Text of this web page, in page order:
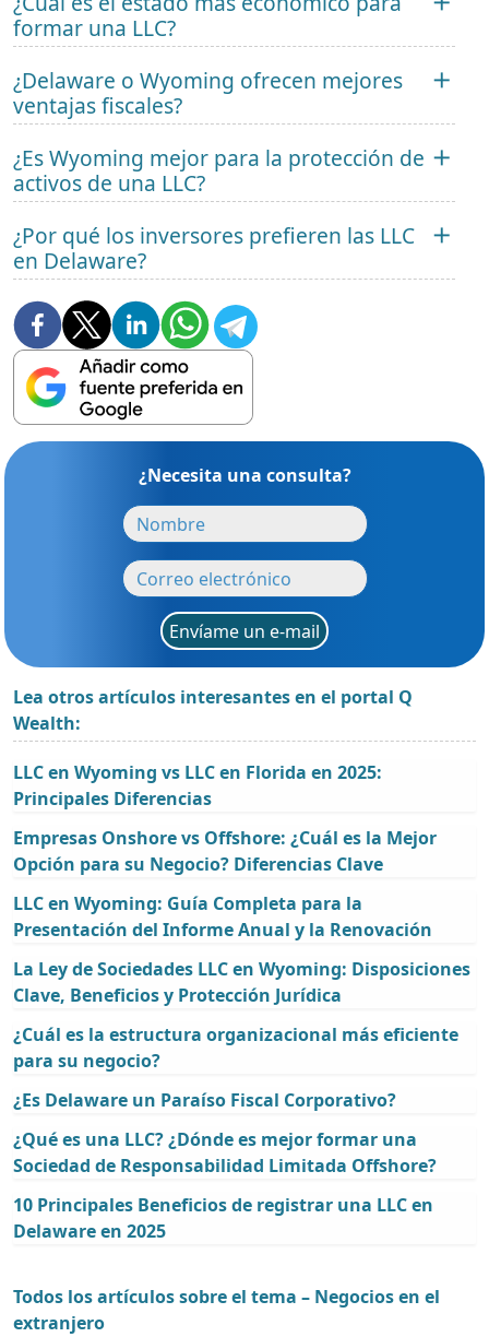
formar una LLC?
¿Delaware o Wyoming ofrecen mejores
ventajas fiscales?
¿Es Wyoming mejor para la protección de
activos de una LLC?
¿Por qué los inversores prefieren las LLC
en Delaware?
¿Necesita una consulta?
Envíame un e-mail
Lea otros artículos interesantes en el portal Q
Wealth:
LLC en Wyoming vs LLC en Florida en 2025:
Principales Diferencias
Empresas Onshore vs Offshore: ¿Cuál es la Mejor
Opción para su Negocio? Diferencias Clave
LLC en Wyoming: Guía Completa para la
Presentación del Informe Anual y la Renovación
La Ley de Sociedades LLC en Wyoming: Disposiciones
Clave, Beneficios y Protección Jurídica
¿Cuál es la estructura organizacional más eficiente
para su negocio?
¿Es Delaware un Paraíso Fiscal Corporativo?
¿Qué es una LLC? ¿Dónde es mejor formar una
Sociedad de Responsabilidad Limitada Offshore?
10 Principales Beneficios de registrar una LLC en
Delaware en 2025
Todos los artículos sobre el tema – Negocios en el
extranjero